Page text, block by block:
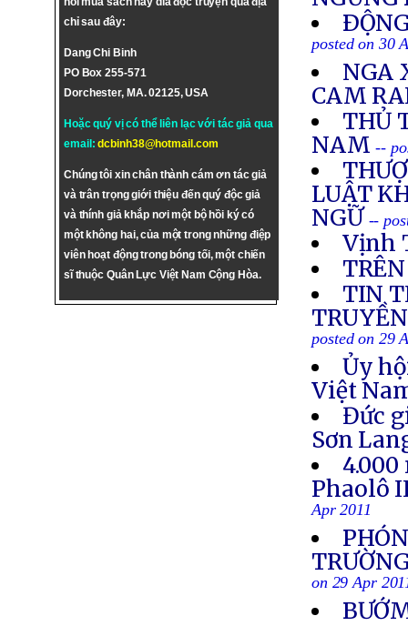
chỉ sau đây:
Dang Chi Binh
PO Box 255-571
Dorchester, MA. 02125, USA
Hoặc quý vị có thể liên lạc với tác giả qua
email:dcbinh38@hotmail.com
Chúng tôi xin chân thành cám ơn tác giả
và trân trọng giới thiệu đến quý độc giả
và thính giả khắp nơi một bộ hồi ký có
một không hai, của một trong những điệp
viên hoạt động trong bóng tối, một chiến
sĩ thuộc Quân Lực Việt Nam Cộng Hòa.
posted on 30
NGA
CAM
THỦ
NAM--
LUẬT
NGỮ --
Vịnh
TIN
posted on 29
Ủy
Việt
Đức
Sơn
Phaolô
Apr 2011
on 29 Apr